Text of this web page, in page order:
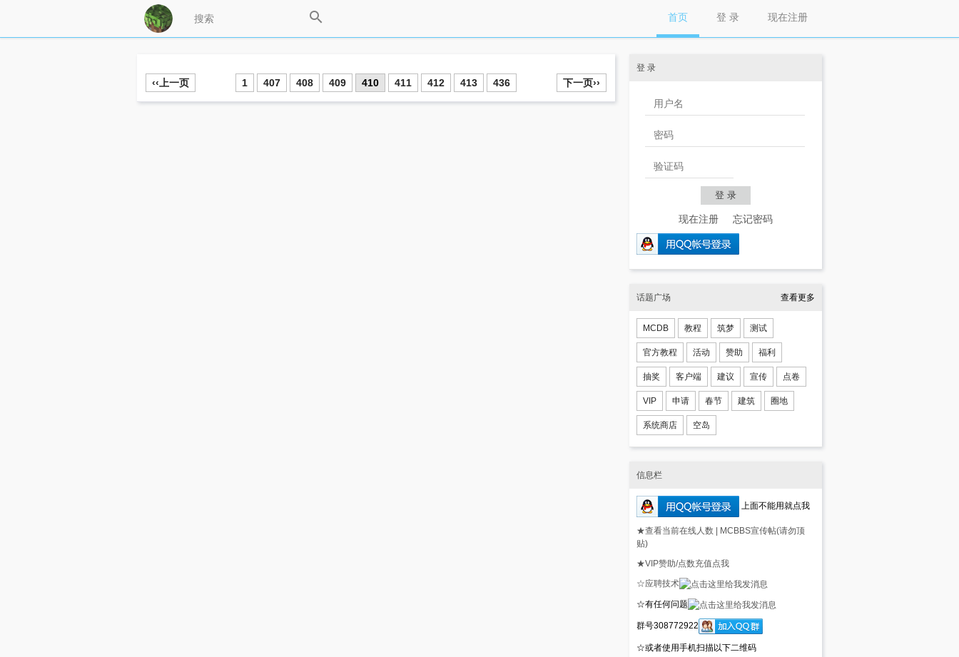
现在注册
登 录
首页
‹‹上一页 1 407 408 409 410 411 412 413 436 下一页››
登 录
现在注册 忘记密码
话题广场 查看更多
MCDB 教程 筑梦 测试
官方教程 活动 赞助 福利
抽奖 客户端 建议 宣传 点卷
VIP 申请 春节 建筑 圈地
系统商店 空岛
信息栏
上面不能用就点我
★查看当前在线人数
MCBBS宣传帖(请勿顶
贴)
★VIP赞助/点数充值点我
☆应聘技术
☆有任何问题
群号308772922
☆或者使用手机扫描以下二维码